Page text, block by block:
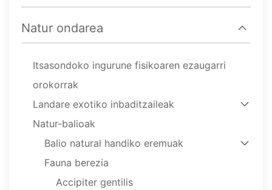
Natur ondarea
Itsasondoko ingurune fisikoaren ezaugarri
orokorrak
Landare exotiko inbaditzaileak
Natur-balioak
Balio natural handiko eremuak
Fauna berezia
Accipiter gentilis